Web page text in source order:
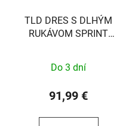
TLD DRES S DLHÝM
RUKÁVOM SPRINT
Do 3 dní
91,99 €